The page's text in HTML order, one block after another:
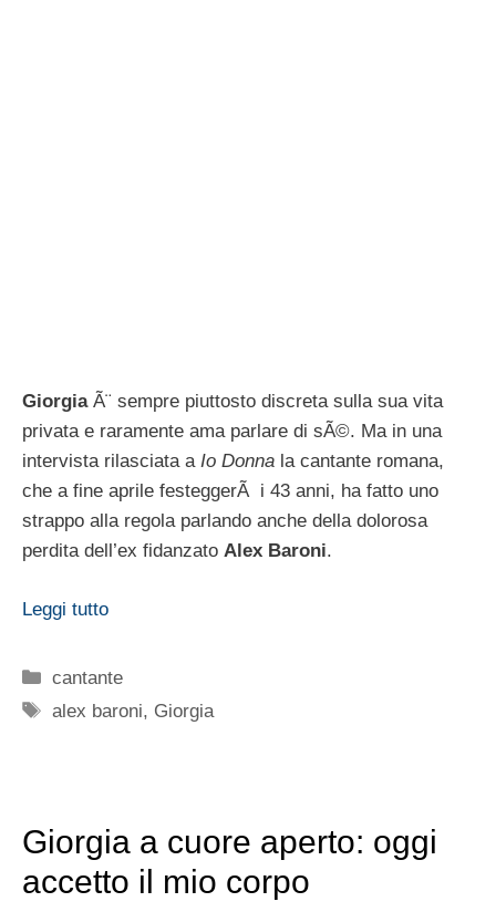
GiorgiaÃ¨ sempre piuttosto discreta sulla sua vita
privata e raramente ama parlare di sÃ©. Ma in una
intervista rilasciata a Io Donna la cantante romana,
che a fine aprile festeggerÃ i 43 anni, ha fatto uno
strappo alla regola parlando anche della dolorosa
perdita dell’ex fidanzato Alex Baroni.
Leggi tutto
Categorie
cantante
Tag
alex baroni, Giorgia
Giorgia a cuore aperto: oggi
accetto il mio corpo